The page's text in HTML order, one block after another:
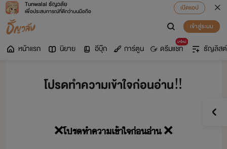
Tunwalai ธัญวลัย
เพื่อประสบการณ์ที่ดีกว่าบนมือถือ
เปิดแอป
เข้าสู่ระบบ
หน้าแรก นิยาย อีบุ๊ก การ์ตูน
มาใหม่
ดรีมแชท ธัญลิสต์
โปรดทำความเข้าใจก่อนอ่าน‼️
❌โปร​ทำคาเข้าใจ​่​่า​❌